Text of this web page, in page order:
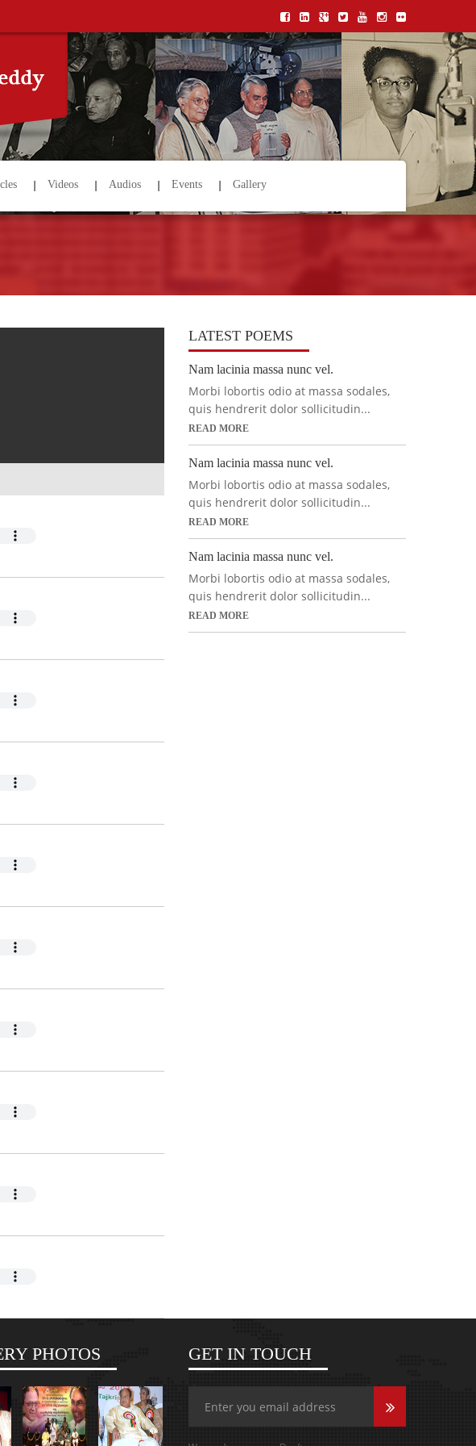
Videos Audios Events Gallery
LATEST POEMS
Nam lacinia massa nunc vel.
Morbi lobortis odio at massa sodales,
quis hendrerit dolor sollicitudin...
READ MORE
Nam lacinia massa nunc vel.
Morbi lobortis odio at massa sodales,
quis hendrerit dolor sollicitudin...
READ MORE
Nam lacinia massa nunc vel.
Morbi lobortis odio at massa sodales,
quis hendrerit dolor sollicitudin...
READ MORE
PHOTOS GET IN TOUCH